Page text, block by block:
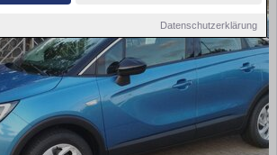
Datenschutzerklärung